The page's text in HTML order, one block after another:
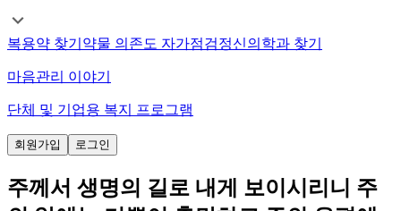
복용약 찾기 약물 의존도 자가점검정신의학과 찾기
마음관리 이야기
단체 및 기업용 복지 프로그램
회원가입 로그인
주께서 생명의 길로 내게 보이시리니 주